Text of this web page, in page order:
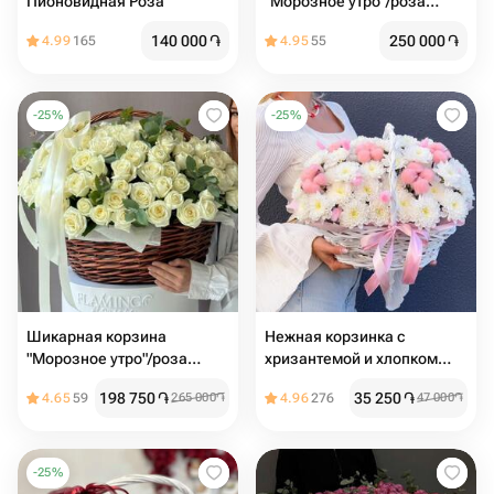
4.99 165 140 000֏ 4.9555 250 000֏
-25%
Шикарная корзина
"Морозное утро"/роза
4.6559 198 750֏265 000֏
-25%
Нежная корзинка с
хризантемой и хлопком
4.96276 35 250֏47 000֏
-25%